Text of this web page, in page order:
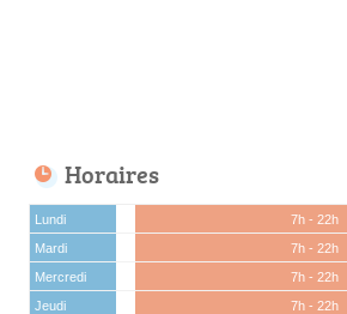
Horaires
Lundi
7h - 22h
Mardi
7h - 22h
Mercredi
7h - 22h
Jeudi
7h - 22h